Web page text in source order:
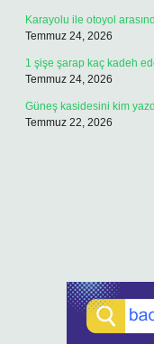
Karayolu ile otoyol
Temmuz 24, 2026
1 şişe şarap kaç kadeh
Temmuz 24, 2026
Güneş kasidesini kim
Temmuz 22, 2026